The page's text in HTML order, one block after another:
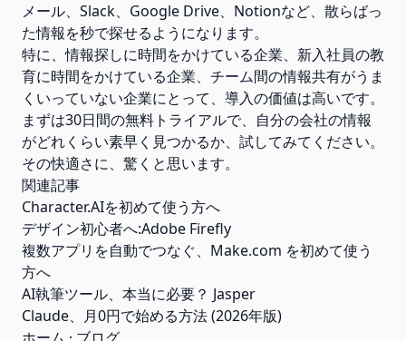
メール、Slack、Google Drive、Notionなど、散らばっ
た情報を秒で探せるようになります。
特に、情報探しに時間をかけている企業、新入社員の教
育に時間をかけている企業、チーム間の情報共有がうま
くいっていない企業にとって、導入の価値は高いです。
まずは30日間の無料トライアルで、自分の会社の情報
がどれくらい素早く見つかるか、試してみてください。
その快適さに、驚くと思います。
関連記事
Character.AIを初めて使う方へ
デザイン初心者へ:Adobe Firefly
複数アプリを自動でつなぐ、Make.com を初めて使う
方へ
AI執筆ツール、本当に必要？ Jasper
Claude、月0円で始める方法 (2026年版)